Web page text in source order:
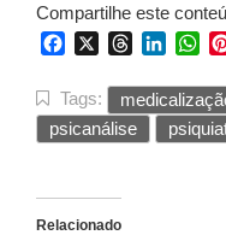
Compartilhe este
FacebookThreads
Tags:
psicanálise
Relacionado